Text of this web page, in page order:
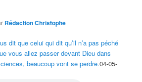
Rédaction Christophe
dit que celui qui dit qu’il n’a pas péché
vous allez passer devant Dieu dans
beaucoup vont se perdre.04-05-